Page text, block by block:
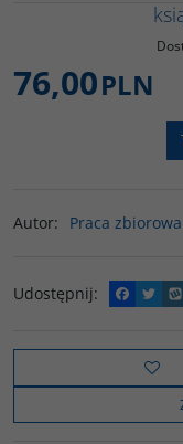
76,00PLN
Autor: Praca zbiorowa
Udostępnij:
F
a
e
o
k
T
w
t
t
e
W
y
o